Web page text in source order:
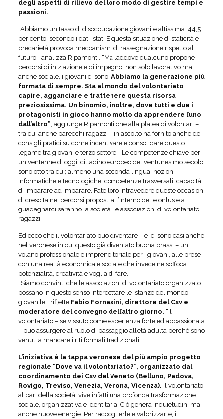
degli aspetti di rilievo del loro modo di gestire tempi e
passioni.
“Abbiamo un tasso di disoccupazione giovanile altissima: 44,5
per cento, secondo i dati Istat. E questa situazione di staticità e
precarietà provoca meccanismi di rassegnazione rispetto al
futuro”, analizza Ripamonti. “Ma laddove qualcuno propone
percorsi di iniziazione e di impegno, non solo lavorativo ma
anche sociale, i giovani ci sono. Abbiamo la generazione più
formata di sempre. Sta al mondo del volontariato
capire, agganciare e trattenere questa risorsa
preziosissima. Un binomio, inoltre, dove tutti e due i
protagonisti in gioco hanno molto da apprendere l’uno
dall’altro”, aggiunge Ripamonti che alla platea di volontari –
tra cui anche parecchi ragazzi – in ascolto ha fornito anche dei
consigli pratici su come incentivare e consolidare questo
legame tra giovani e terzo settore. “Le competenze chiave per
un ventenne di oggi, cittadino europeo del ventunesimo secolo,
sono otto tra cui; almeno una seconda lingua, nozioni
informatiche e tecnologiche, competenze trasversali, capacità
di imparare ad imparare. Fate loro intravedere queste occasioni
di crescita nei percorsi proposti all’interno delle onlus e a
guadagnarci saranno la società, le associazioni di volontariato, i
ragazzi.
Ed ecco che il volontariato può diventare – e ci sono casi anche
nel veronese in cui questo già diventato buona prassi – un
volano professionale e imprenditoriale per i giovani, alle prese
con una realtà economica e sociale che invece ne soffoca
potenzialità, creatività e voglia di fare.
“Siamo convinti che le associazioni di volontariato organizzato
possano in questo senso intercettare le istanze del mondo
giovanile”, riflette Fabio Fornasini, direttore del Csv e
moderatore del convegno dell’altro giorno. “Il
volontariato – se vissuto come esperienza forte ed appassionata
– può assurgere al ruolo di passaggio all’età adulta perché sono
venuti a mancare i riti formali tradizionali”.
L’iniziativa è la tappa veronese del più ampio progetto
regionale “Dove va il volontariato?”, organizzato dal
coordinamento dei Csv del Veneto (Belluno, Padova,
Rovigo, Treviso, Venezia, Verona, Vicenza). Il volontariato,
al pari della società, vive infatti una profonda trasformazione
sociale, organizzativa e identitaria. Ciò genera inquietudini ma
anche nuove energie. Per raccoglierle e valorizzarle, il